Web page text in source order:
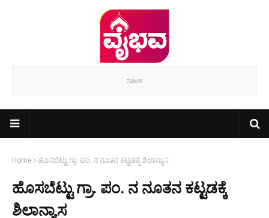
Home ಹೊಸಬೆಟ್ಟು ಗ್ರಾ. ಪಂ. ನ ನೂತನ ಕಟ್ಟಡಕ್ಕೆ ಶಿಲಾನ್ಯಾಸ
ಹೊಸಬೆಟ್ಟು ಗ್ರಾ. ಪಂ. ನ ನೂತನ ಕಟ್ಟಡಕ್ಕೆ
ಶಿಲಾನ್ಯಾಸ